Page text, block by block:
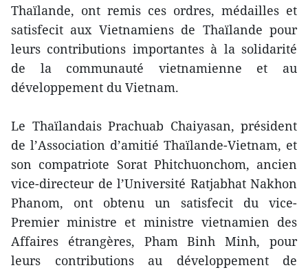
Thaïlande, ont remis ces ordres, médailles et
satisfecit aux Vietnamiens de Thaïlande pour
leurs contributions importantes à la solidarité
de la communauté vietnamienne et au
développement du Vietnam.
Le Thaïlandais Prachuab Chaiyasan, président
de l’Association d’amitié Thaïlande-Vietnam, et
son compatriote Sorat Phitchuonchom, ancien
vice-directeur de l’Université Ratjabhat Nakhon
Phanom, ont obtenu un satisfecit du vice-
Premier ministre et ministre vietnamien des
Affaires étrangères, Pham Binh Minh, pour
leurs contributions au développement de